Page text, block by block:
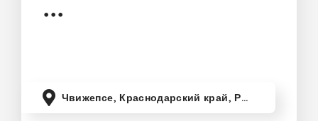
эмоций от катаний на снегоходе по
Чвижепсе, Краснодарский край, Россия